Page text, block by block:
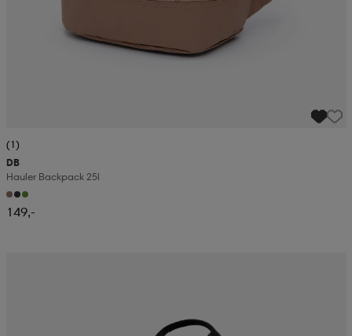
(1)
DB
Hauler Backpack 25l
149,-